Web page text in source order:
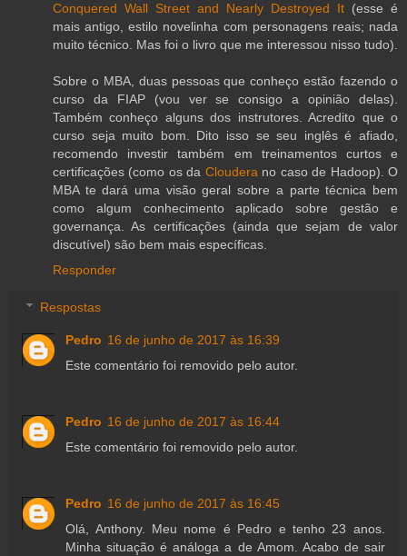
Conquered Wall Street and Nearly Destroyed It (esse é
mais antigo, estilo novelinha com personagens reais; nada
muito técnico. Mas foi o livro que me interessou nisso tudo).
Sobre o MBA, duas pessoas que conheço estão fazendo o
curso da FIAP (vou ver se consigo a opinião delas).
Também conheço alguns dos instrutores. Acredito que o
curso seja muito bom. Dito isso se seu inglês é afiado,
recomendo investir também em treinamentos curtos e
certificações (como os da Cloudera no caso de Hadoop). O
MBA te dará uma visão geral sobre a parte técnica bem
como algum conhecimento aplicado sobre gestão e
governança. As certificações (ainda que sejam de valor
discutível) são bem mais específicas.
Responder
Respostas
Pedro 16 de junho de 2017 às 16:39
Este comentário foi removido pelo autor.
Pedro 16 de junho de 2017 às 16:44
Este comentário foi removido pelo autor.
Pedro 16 de junho de 2017 às 16:45
Olá, Anthony. Meu nome é Pedro e tenho 23 anos.
Minha situação é análoga a de Amom. Acabo de sair